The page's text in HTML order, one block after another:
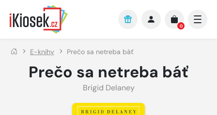
Přejít na hlavní obsah
0
E-knihy Prečo sa netreba báť
Prečo sa netreba báť
Brigid Delaney